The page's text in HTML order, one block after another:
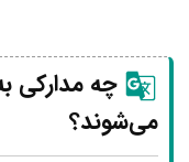
چه مدارکی
می‌شوند؟